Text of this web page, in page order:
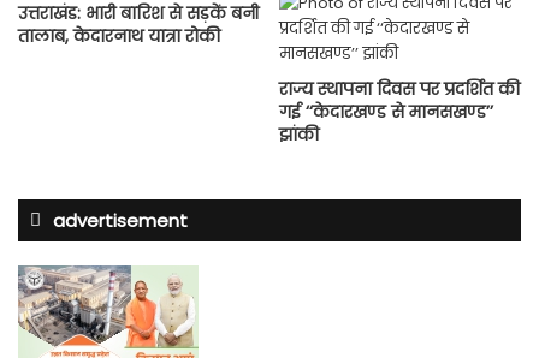
उत्तराखंड: भारी बारिश से सड़कें बनी
तालाब, केदारनाथ यात्रा रोकी
राज्य स्थापना दिवस पर प्रदर्शित की
गई ‘‘केदारखण्ड से मानसखण्ड’’
झांकी
advertisement